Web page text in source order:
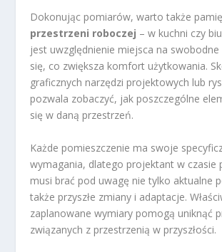
Dokonując pomiarów, warto także
przestrzeni roboczej – w kuchni czy
jest uwzględnienie miejsca na swobodne
się, co zwiększa komfort użytkowania.
graficznych narzędzi projektowych lub
pozwala zobaczyć, jak poszczególne
się w daną przestrzeń.
Każde pomieszczenie ma swoje
wymagania, dlatego projektant w czasie
musi brać pod uwagę nie tylko aktualne
także przyszłe zmiany i adaptacje.
zaplanowane wymiary pomogą uniknąć
związanych z przestrzenią w przyszłości.